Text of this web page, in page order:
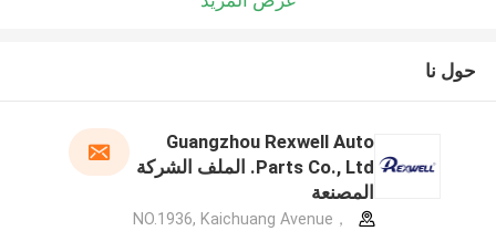
حول نا
Guangzhou Rexwell Auto
Parts Co., Ltd. الملف الشركة
المصنعة
NO.1936, Kaichuang Avenue，